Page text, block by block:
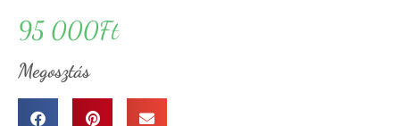
95 000Ft
Megosztás